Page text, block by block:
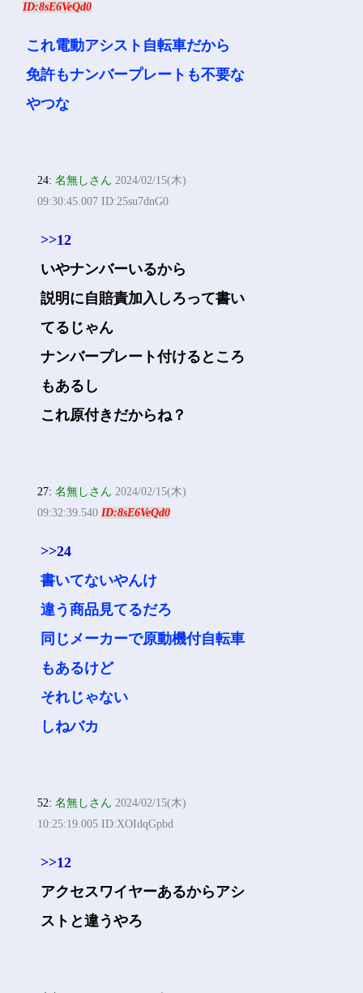
ID:8sE6VeQd0
これ電動アシスト自転車だから
免許もナンバープレートも不要な
やつな
24:名無しさん 2024/02/15(木)
09:30:45.007 ID:25su7dnG0
>>12
いやナンバーいるから
説明に自賠責加入しろって書い
てるじゃん
ナンバープレート付けるところ
もあるし
これ原付きだからね？
27:名無しさん 2024/02/15(木)
09:32:39.540ID:8sE6VeQd0
>>24
書いてないやんけ
違う商品見てるだろ
同じメーカーで原動機付自転車
もあるけど
それじゃない
しねバカ
52:名無しさん 2024/02/15(木)
10:25:19.005 ID:XOIdqGpbd
>>12
アクセスワイヤーあるからアシ
ストと違うやろ